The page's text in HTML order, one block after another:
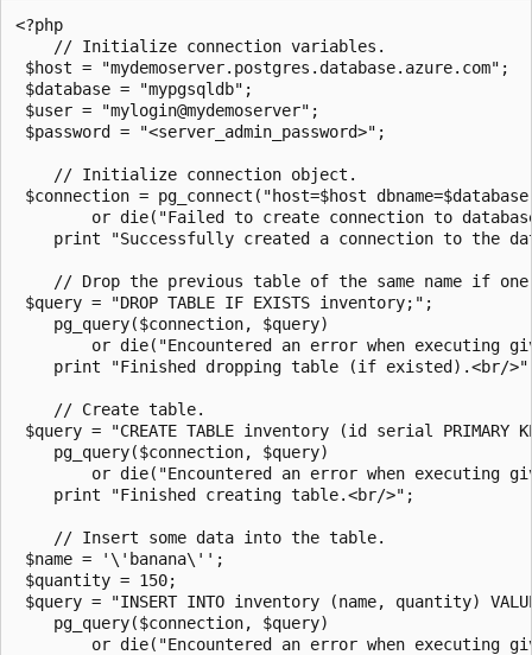
<?php
// Initialize connection variables.
$host = "mydemoserver.postgres.database.azure.com";
$database = "mypgsqldb";
$user = "mylogin@mydemoserver";
$password = "<server_admin_password>";
// Initialize connection object.
$connection = pg_connect("host=$host
or die("Failed to create connection to
print "Successfully created a connection to the
// Drop the previous table of the same name if
$query = "DROP TABLE IF EXISTS inventory;";
pg_query($connection, $query)
or die("Encountered an error when executing
print "Finished dropping table (if existed).<br/
// Create table.
$query = "CREATE TABLE inventory (id serial PRIMARY
pg_query($connection, $query)
or die("Encountered an error when executing
print "Finished creating table.<br/>";
// Insert some data into the table.
$name = '\'banana\'';
$quantity = 150;
$query = "INSERT INTO inventory (name, quantity)
pg_query($connection, $query)
or die("Encountered an error when executing